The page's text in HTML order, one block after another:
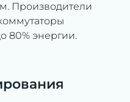
Производители
80% энергии.